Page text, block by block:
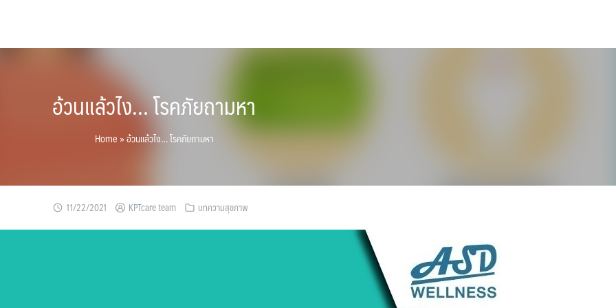
อ้วนแล้วไง… โรคภัยถามหา
Home »อ้วนแล้วไง… โรคภัยถามหา
11/22/2021 KPTcare team บทความสุขภาพ